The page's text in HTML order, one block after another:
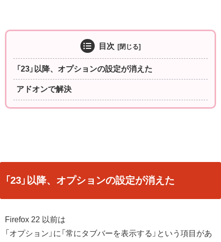
目次
「23」以降、オプションの設定が消えた
アドオンで解決
「23」以降、オプションの設定が消えた
Firefox 22 以前は
「オプション」に「常にタブバーを表示する」という項目があ